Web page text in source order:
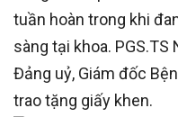
tuần hoàn trong khi
sàng tại khoa.
Đảng uỷ, Giám đốc
trao tặng giấy khen.